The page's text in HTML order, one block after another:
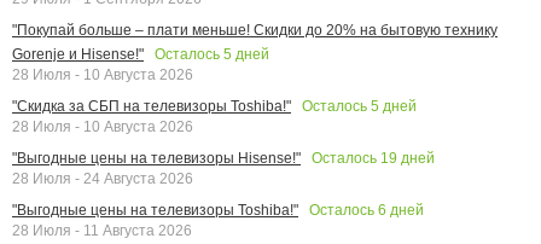
"Покупай больше – плати меньше! Скидки до 20% на бытовую технику
Gorenje и Hisense!"
Осталось 5 дней
28 Июля - 10 Августа 2026
"Скидка за СБП на телевизоры Toshiba!"
Осталось 5 дней
28 Июля - 10 Августа 2026
"Выгодные цены на телевизоры Hisense!"
Осталось 19 дней
28 Июля - 24 Августа 2026
"Выгодные цены на телевизоры Toshiba!"
Осталось 6 дней
28 Июля - 11 Августа 2026